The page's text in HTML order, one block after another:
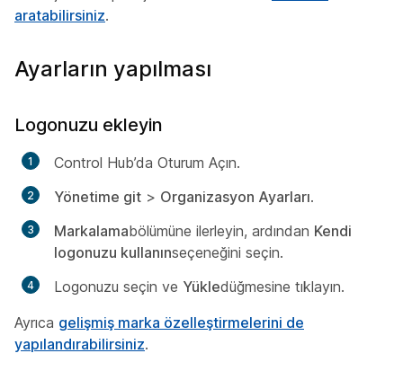
aratabilirsiniz.
Ayarların yapılması
Logonuzu ekleyin
Control Hub’da Oturum Açın.
Yönetime git > Organizasyon Ayarları.
Markalamabölümüne ilerleyin, ardından Kendi
logonuzu kullanınseçeneğini seçin.
Logonuzu seçin ve Yükledüğmesine tıklayın.
Ayrıca gelişmiş marka özelleştirmelerini de
yapılandırabilirsiniz.